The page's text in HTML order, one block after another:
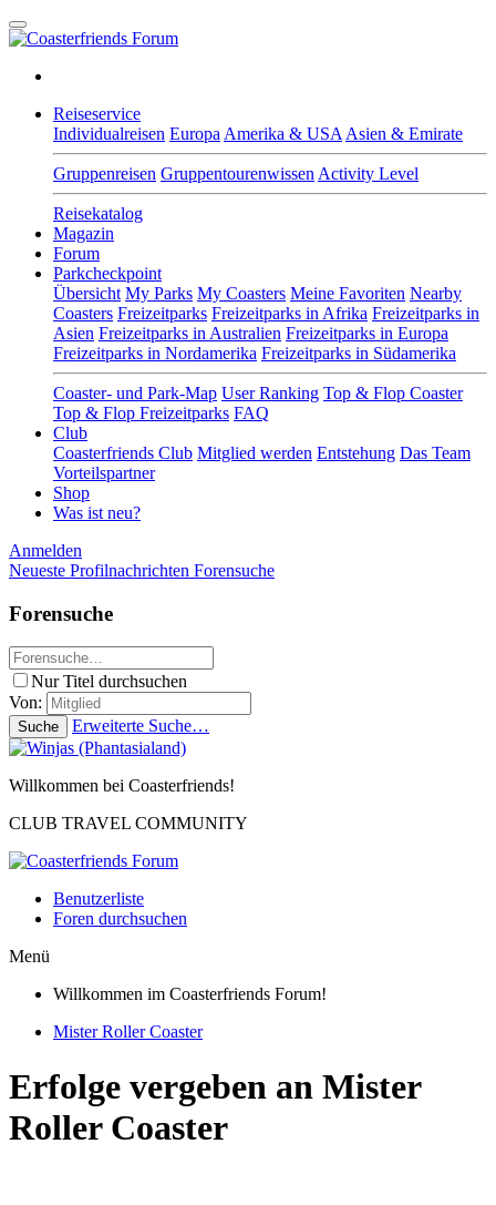
Reiseservice
Individualreisen Europa Amerika & USA Asien & Emirate
Gruppenreisen Gruppentourenwissen Activity Level
Reisekatalog
Magazin
Forum
Parkcheckpoint
Übersicht My Parks My Coasters Meine Favoriten Nearby
Coasters Freizeitparks Freizeitparks in Afrika Freizeitparks in
Asien Freizeitparks in Australien Freizeitparks in Europa
Freizeitparks in Nordamerika Freizeitparks in Südamerika
Coaster- und Park-Map User Ranking Top & Flop Coaster
Top & Flop Freizeitparks FAQ
Club
Coasterfriends Club Mitglied werden Entstehung Das Team
Vorteilspartner
Shop
Was ist neu?
Anmelden
Neueste Profilnachrichten Forensuche
Forensuche
Nur Titel durchsuchen
Von:
Suche Erweiterte Suche…
Willkommen bei Coasterfriends!
CLUB TRAVEL COMMUNITY
Benutzerliste
Foren durchsuchen
Menü
Willkommen im Coasterfriends Forum!
Mister Roller Coaster
Erfolge vergeben an Mister
Roller Coaster